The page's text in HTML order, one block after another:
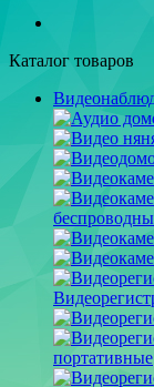
Каталог товаров
портативные